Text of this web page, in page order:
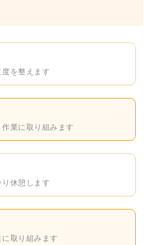
を整えます
業に取り組みます
休憩します
取り組みます